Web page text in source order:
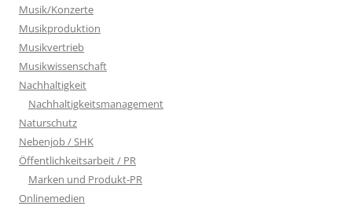
Musik/Konzerte
Musikproduktion
Musikvertrieb
Musikwissenschaft
Nachhaltigkeit
Nachhaltigkeitsmanagement
Naturschutz
Nebenjob / SHK
Öffentlichkeitsarbeit / PR
Marken und Produkt-PR
Onlinemedien